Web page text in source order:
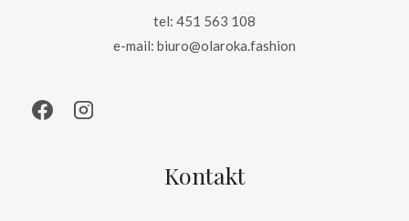
tel: 451 563 108
e-mail: biuro@olaroka.fashion
Kontakt